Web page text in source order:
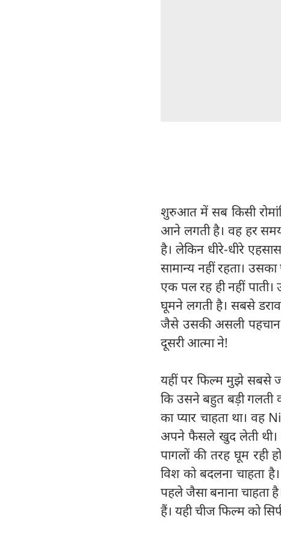
शुरुआत में सब किसी
आने लगती है। वह हर समय
है। लेकिन धीरे-धीरे
सामान्य नहीं रहता।
एक पल रह ही नहीं
घूमने लगती है। सबसे
जैसे उसकी असली
दूसरी आत्मा ने!
यहीं पर फिल्म मुझे सबसे
कि उसने बहुत बड़ी गलती
का प्यार चाहता था।
अपने फैसले खुद लेती थी।
पागलों की तरह घूम रही
विश को बदलना चाहता
पहले जैसा बनाना चाहता
हैं। यही चीज फिल्म को